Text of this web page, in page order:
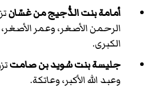
أمامة بنت الدُّجيج من غسّان
الرحمن الأصغر، وعمر
الكبرى.
جليسة بنت سُويد بن صامت
وعبد الله الأكبر، وعاتكة.